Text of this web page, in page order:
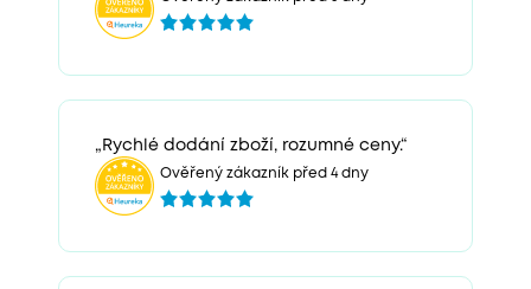
„Rychlé dodání zboží, rozumné ceny.“
Ověřený zákazník před 4 dny